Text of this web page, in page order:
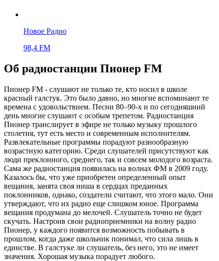
Новое Радио
98,4 FM
Об радиостанции Пионер FM
Пионер FM - слушают не только те, кто носил в школе
красный галстук. Это было давно, но многие вспоминают те
времена с удовольствием. Песни 80–90-х и по сегодняшний
день многие слушают с особым трепетом. Радиостанция
Пионер транслирует в эфире не только музыку прошлого
столетия, тут есть место и современным исполнителям.
Развлекательные программы порадуют разнообразную
возрастную категорию. Среди слушателей присутствуют как
люди преклонного, среднего, так и совсем молодого возраста.
Сама же радиостанция появилась на волнах ФМ в 2009 году.
Казалось бы, что уже приобретен определенный опыт
вещания, занята своя ниша в сердцах преданных
поклонников, однако, создатели считают, что этого мало. Они
утверждают, что их радио еще слишком юное. Программа
вещания продумана до мелочей. Слушатель точно не будет
скучать. Настроив свои радиоприемники на волну радио
Пионер, у каждого появится возможность побывать в
прошлом, когда даже школьник понимал, что сила лишь в
единстве. В галстуке ли слушатель, без него, это не имеет
значения. Хорошая музыка порадует любого.